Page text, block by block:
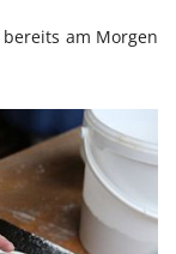
am Morgen